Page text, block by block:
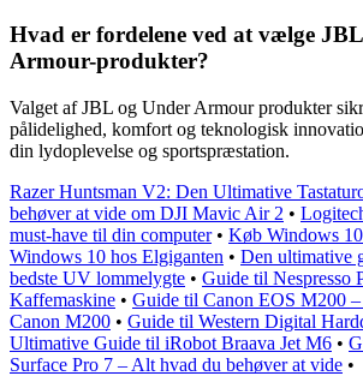
Hvad er fordelene ved at vælge
Armour-produkter?
Valget af JBL og Under Armour produkter
pålidelighed, komfort og teknologisk
din lydoplevelse og sportspræstation.
Razer Huntsman V2: Den Ultimative
behøver at vide om DJI Mavic Air 2 •
must-have til din computer• Køb Windows
Windows 10 hos Elgiganten • Den ultimative
bedste UV lommelygte • Guide til Nespresso
Kaffemaskine • Guide til Canon EOS M200 –
Canon M200 • Guide til Western Digital
Ultimative Guide til iRobot Braava Jet M6 •
Surface Pro 7 – Alt hvad du behøver at vide •